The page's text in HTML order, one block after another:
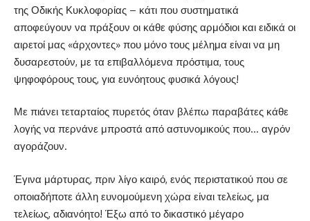
της Οδικής Κυκλοφορίας – κάτι που συστηματικά
αποφεύγουν να πράξουν οι κάθε φύσης αρμόδιοι και ειδικά οι
αιρετοί μας «άρχοντες» που μόνο τους μέλημα είναι να μη
δυσαρεστούν, με τα επιβαλλόμενα πρόστιμα, τους
ψηφοφόρους τους, για ευνόητους φυσικά λόγους!
Με πιάνει τεταρταίος πυρετός όταν βλέπω παραβάτες κάθε
λογής να περνάνε μπροστά από αστυνομικούς που… αγρόν
αγοράζουν.
Έγινα μάρτυρας, πριν λίγο καιρό, ενός περιστατικού που σε
οποιαδήποτε άλλη ευνομούμενη χώρα είναι τελείως, μα
τελείως, αδιανόητο! Έξω από το δικαστικό μέγαρο